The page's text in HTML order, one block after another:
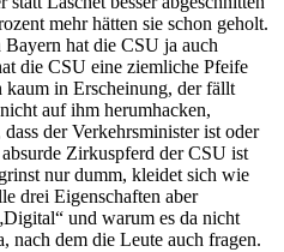
mehr hätten sie schon geholt.
Bayern hat die CSU ja auch
die CSU eine ziemliche Pfeife
kaum in Erscheinung, der fällt
auf ihm herumhacken,
der Verkehrsminister ist oder
Zirkuspferd der CSU ist
nur dumm, kleidet sich wie
drei Eigenschaften aber
und warum es da nicht
nach dem die Leute auch fragen.